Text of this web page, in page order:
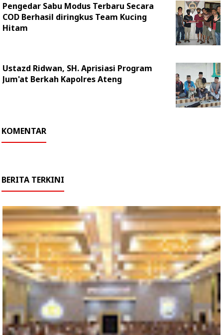
Pengedar Sabu Modus Terbaru Secara
COD Berhasil diringkus Team Kucing
Hitam
Ustazd Ridwan, SH. Aprisiasi Program
Jum'at Berkah Kapolres Ateng
KOMENTAR
BERITA TERKINI